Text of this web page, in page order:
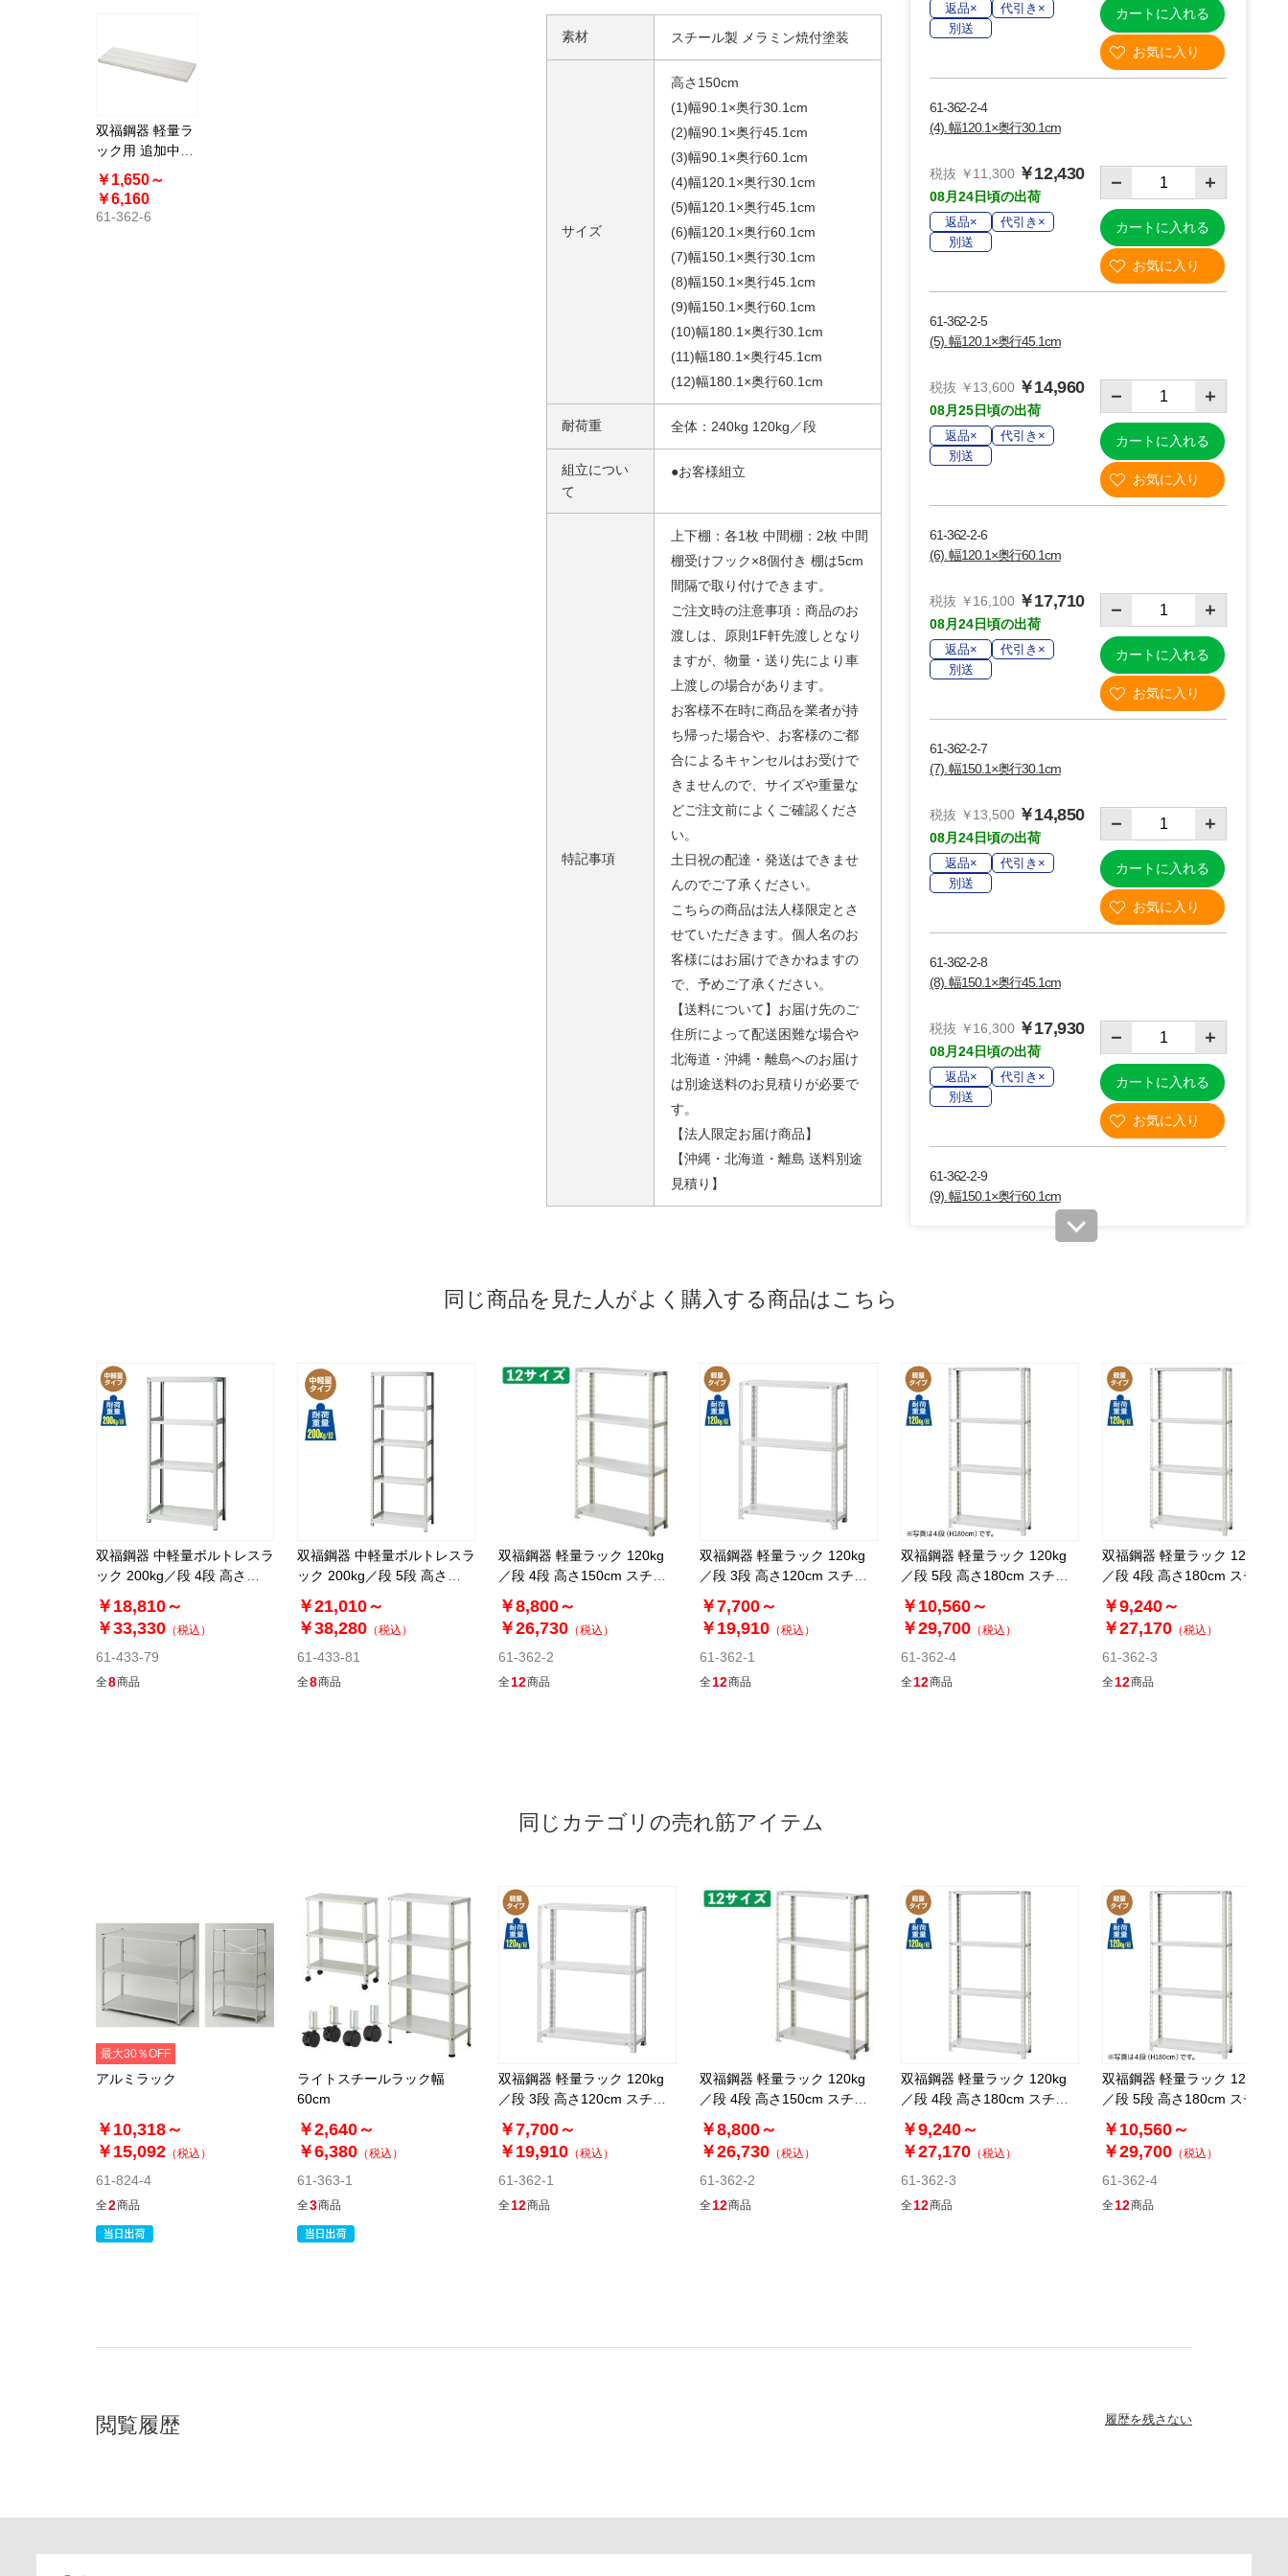
双福鋼器 軽量ラ
ック用 追加中間
棚 スチール製
￥1,650～
￥6,160
61-362-6
素材 スチール製 メラミン焼付塗装
サイズ
高さ150cm
(1)幅90.1×奥行30.1cm
(2)幅90.1×奥行45.1cm
(3)幅90.1×奥行60.1cm
(4)幅120.1×奥行30.1cm
(5)幅120.1×奥行45.1cm
(6)幅120.1×奥行60.1cm
(7)幅150.1×奥行30.1cm
(8)幅150.1×奥行45.1cm
(9)幅150.1×奥行60.1cm
(10)幅180.1×奥行30.1cm
(11)幅180.1×奥行45.1cm
(12)幅180.1×奥行60.1cm
耐荷重 全体：240kg 120kg／段
組立につい
て
●お客様組立
特記事項
上下棚：各1枚 中間棚：2枚 中間
棚受けフック×8個付き 棚は5cm
間隔で取り付けできます。
ご注文時の注意事項：商品のお
渡しは、原則1F軒先渡しとなり
ますが、物量・送り先により車
上渡しの場合があります。
お客様不在時に商品を業者が持
ち帰った場合や、お客様のご都
合によるキャンセルはお受けで
きませんので、サイズや重量な
どご注文前によくご確認くださ
い。
土日祝の配達・発送はできませ
んのでご了承ください。
こちらの商品は法人様限定とさ
せていただきます。個人名のお
客様にはお届けできかねますの
で、予めご了承ください。
【送料について】お届け先のご
住所によって配送困難な場合や
北海道・沖縄・離島へのお届け
は別途送料のお見積りが必要で
す。
【法人限定お届け商品】
【沖縄・北海道・離島 送料別途
見積り】
返品×
代引き×
別送
カートに入れる
61-362-2-4
(4). 幅120.1×奥行30.1cm
税抜 ￥11,300 ￥12,430
08月24日頃の出荷
返品×
代引き×
別送
カートに入れる
61-362-2-5
(5). 幅120.1×奥行45.1cm
税抜 ￥13,600 ￥14,960
08月25日頃の出荷
返品×
代引き×
別送
カートに入れる
61-362-2-6
(6). 幅120.1×奥行60.1cm
税抜 ￥16,100 ￥17,710
08月24日頃の出荷
返品×
代引き×
別送
カートに入れる
61-362-2-7
(7). 幅150.1×奥行30.1cm
税抜 ￥13,500 ￥14,850
08月24日頃の出荷
返品×
代引き×
別送
カートに入れる
61-362-2-8
(8). 幅150.1×奥行45.1cm
税抜 ￥16,300 ￥17,930
08月24日頃の出荷
返品×
代引き×
別送
カートに入れる
61-362-2-9
(9). 幅150.1×奥行60.1cm
￥22,770
61-362-2-10
(10). 幅180.1×奥行30.1cm
税抜 ￥15,100 ￥16,610
08月24日頃の出荷
返品×
代引き×
別送
カートに入れる
61-362-2-11
(11). 幅180.1×奥行45.1cm
08月24日頃の出荷
￥26,730
08月24日頃の出荷
返品×
代引き×
別送
カートに入れる
同じ商品を見た人がよく購入する商品はこちら
双福鋼器 中軽量ボルトレスラ
ック 200kg／段 4段 高さ
180cm
￥18,810～
￥33,330 （税込）
61-433-79
全8商品
双福鋼器 中軽量ボルトレスラ
ック 200kg／段 5段 高さ
180cm
￥21,010～
￥38,280 （税込）
61-433-81
全8商品
双福鋼器 軽量ラック 120kg
／段 4段 高さ150cm スチー
ル製
￥8,800～
￥26,730 （税込）
61-362-2
全12商品
双福鋼器 軽量ラック 120kg
／段 3段 高さ120cm スチー
ル製
￥7,700～
￥19,910 （税込）
61-362-1
全12商品
双福鋼器 軽量ラック 120kg
／段 5段 高さ180cm スチー
ル製
￥10,560～
￥29,700 （税込）
61-362-4
全12商品
双福鋼器 軽量ラック 120kg
／段 4段 高さ180cm スチー
ル製
￥9,240～
￥27,170 （税込）
61-362-3
全12商品
同じカテゴリの売れ筋アイテム
最大30％OFF
アルミラック
￥10,318～
￥15,092 （税込）
61-824-4
全2商品
ライトスチールラック幅
60cm
￥2,640～
￥6,380 （税込）
61-363-1
全3商品
双福鋼器 軽量ラック 120kg
／段 3段 高さ120cm スチー
ル製
￥7,700～
￥19,910 （税込）
61-362-1
全12商品
双福鋼器 軽量ラック 120kg
／段 4段 高さ150cm スチー
ル製
￥8,800～
￥26,730 （税込）
61-362-2
全12商品
双福鋼器 軽量ラック 120kg
／段 4段 高さ180cm スチー
ル製
￥9,240～
￥27,170 （税込）
61-362-3
全12商品
双福鋼器 軽量ラック 120kg
／段 5段 高さ180cm スチー
ル製
￥10,560～
￥29,700 （税込）
61-362-4
全12商品
閲覧履歴 履歴を残さない